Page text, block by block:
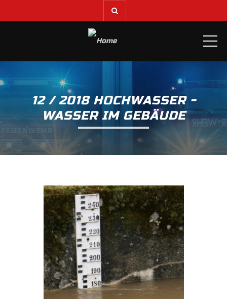
12 / 2018 HOCHWASSER -
WASSER IM GEBÄUDE